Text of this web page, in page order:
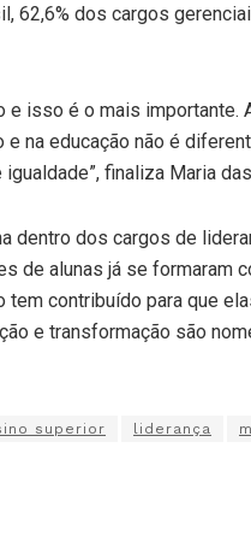
62,6% dos cargos
e isso é o mais
na educação não é
finaliza Maria
dentro dos cargos de
de alunas já se formaram
contribuído para que
e transformação são
superior liderança